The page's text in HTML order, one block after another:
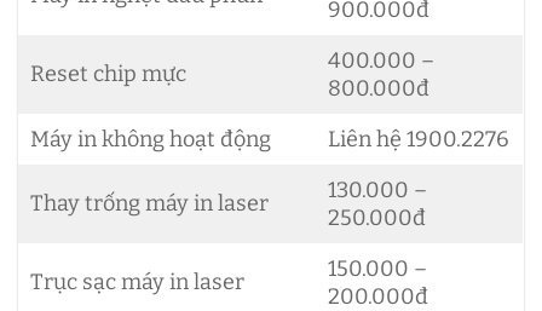
900.000đ
Reset chip mực
400.000 –
800.000đ
Máy in không hoạt động
Liên hệ 1900.2276
Thay trống máy in laser
130.000 –
250.000đ
Trục sạc máy in laser
150.000 –
200.000đ